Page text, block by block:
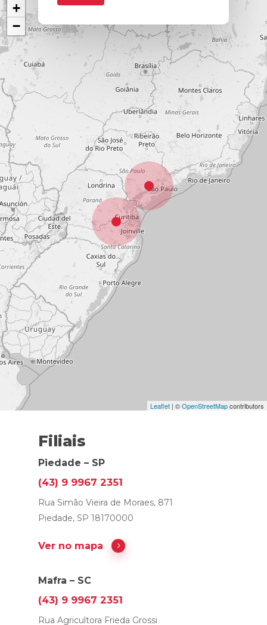
+
−
Leaflet | ©OpenStreetMapcontributors
Filiais
Piedade – SP
(43) 9 9967 2351
Rua Simão Vieira de Moraes, 871
Piedade, SP 18170000
Ver no mapa
Mafra – SC
(43) 9 9967 2351
Rua Agricultora Frieda Grossi
CONTATO
VENDA
USADO